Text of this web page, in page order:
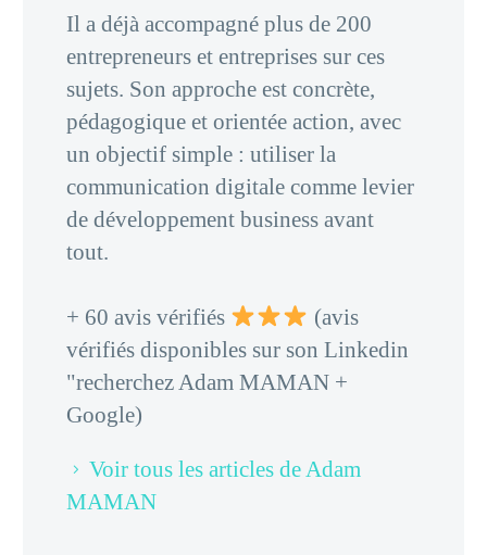
Il a déjà accompagné plus de 200
entrepreneurs et entreprises sur ces
sujets. Son approche est concrète,
pédagogique et orientée action, avec
un objectif simple : utiliser la
communication digitale comme levier
de développement business avant
tout.
+ 60 avis vérifiés
(avis
vérifiés disponibles sur son Linkedin
"recherchez Adam MAMAN +
Google)
Voir tous les articles de Adam
MAMAN